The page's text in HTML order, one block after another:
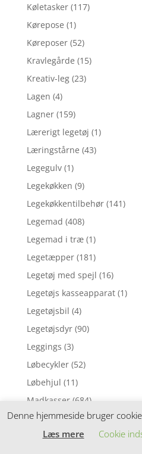
Køletasker (117)
Kørepose (1)
Køreposer (52)
Kravlegårde (15)
Kreativ-leg (23)
Lagen (4)
Lagner (159)
Lærerigt legetøj (1)
Læringstårne (43)
Legegulv (1)
Legekøkken (9)
Legekøkkentilbehør (141)
Legemad (408)
Legemad i træ (1)
Legetæpper (181)
Legetøj med spejl (16)
Legetøjs kasseapparat (1)
Legetøjsbil (4)
Legetøjsdyr (90)
Leggings (3)
Løbecykler (52)
Løbehjul (11)
Madkasser (684)
Madopbevaring (127)
Madpakke sampak (113)
Denne hjemmeside bruger
Læs mere
Cookie